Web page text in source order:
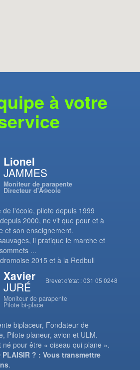
à votre
Lionel
JAMMES
Moniteur de parapente
Directeur d'Ã©cole
l'école, pilote depuis 1999
2000, ne vit que pour et à
et son enseignement.
il pratique le marche et
...
2015 et à la Redbull
Brevet d'état : 031 05 0248
Xavier
JURÉ
Moniteur de parapente
Pilote bi-place
biplaceur, Fondateur de
Pilote planeur, avion et ULM.
né pour être « oiseau qui plane ».
PLAISIR ? : Vous transmettre
.